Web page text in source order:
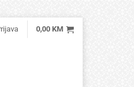
0,00 KM